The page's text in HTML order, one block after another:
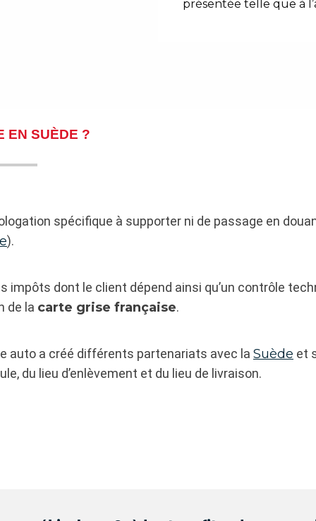
présentée telle que à
EN SUÈDE ?
spécifique à supporter ni de passage en
).
impôts dont le client dépend ainsi qu’un contrôle
de la carte grise française.
auto a créé différents partenariats avec la Suède et
du lieu d’enlèvement et du lieu de livraison.